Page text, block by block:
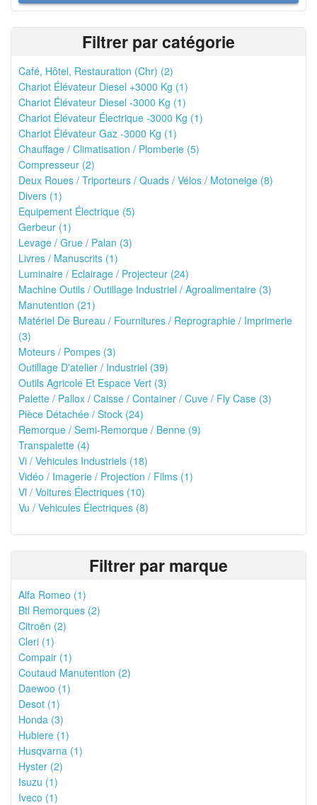
Filtrer par catégorie
Café, Hôtel, Restauration (Chr) (2)
Chariot Élévateur Diesel +3000 Kg (1)
Chariot Élévateur Diesel -3000 Kg (1)
Chariot Élévateur Électrique -3000 Kg (1)
Chariot Élévateur Gaz -3000 Kg (1)
Chauffage / Climatisation / Plomberie (5)
Compresseur (2)
Deux Roues / Triporteurs / Quads / Vélos / Motoneige (8)
Divers (1)
Equipement Électrique (5)
Gerbeur (1)
Levage / Grue / Palan (3)
Livres / Manuscrits (1)
Luminaire / Eclairage / Projecteur (24)
Machine Outils / Outillage Industriel / Agroalimentaire (3)
Manutention (21)
Matériel De Bureau / Fournitures / Reprographie / Imprimerie
(3)
Moteurs / Pompes (3)
Outillage D'atelier / Industriel (39)
Outils Agricole Et Espace Vert (3)
Palette / Pallox / Caisse / Container / Cuve / Fly Case (3)
Pièce Détachée / Stock (24)
Remorque / Semi-Remorque / Benne (9)
Transpalette (4)
Vi / Vehicules Industriels (18)
Vidéo / Imagerie / Projection / Films (1)
Vl / Voitures Électriques (10)
Vu / Vehicules Électriques (8)
Filtrer par marque
Alfa Romeo (1)
Btl Remorques (2)
Citroën (2)
Cleri (1)
Compair (1)
Coutaud Manutention (2)
Daewoo (1)
Desot (1)
Honda (3)
Hubiere (1)
Husqvarna (1)
Hyster (2)
Isuzu (1)
Iveco (1)